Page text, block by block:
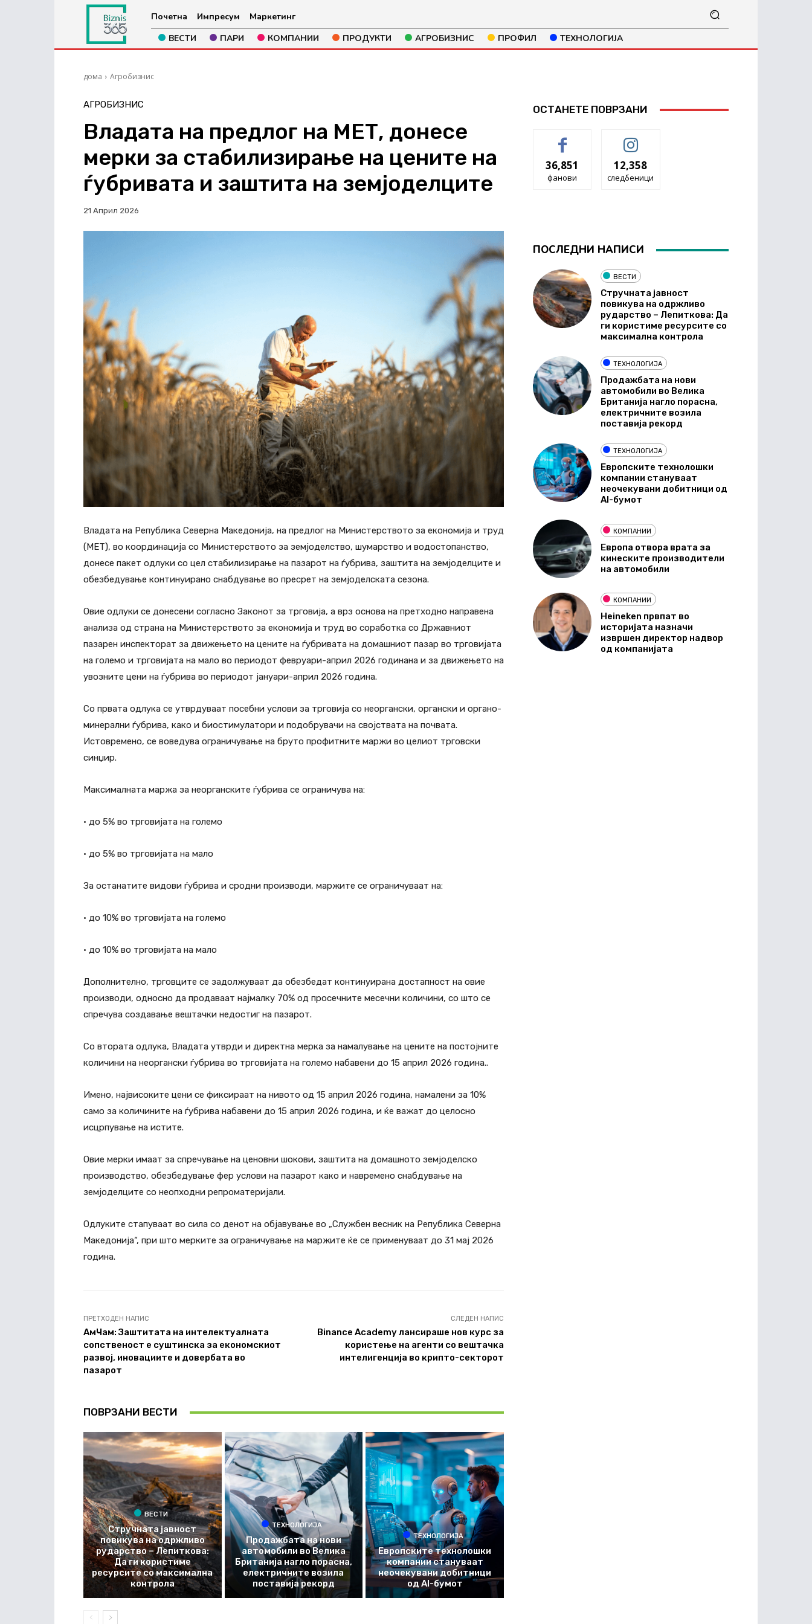
Почетна Импресум
Маркетинг
ВЕСТИ
ПАРИ КОМПАНИИ ПРОДУКТИ АГРОБИЗНИС ПРОФИЛ ТЕХНОЛОГИЈА
дома Агробизнис
АГРОБИЗНИС
Владата на предлог на МЕТ, донесе
мерки за стабилизирање на цените на
ѓубривата и заштита на земјоделците
21 Април 2026
Владата на Република Северна Македонија, на предлог на Министерството за економија и труд
(МЕТ), во координација со Министерството за земјоделство, шумарство и водостопанство,
донесе пакет одлуки со цел стабилизирање на пазарот на ѓубрива, заштита на земјоделците и
обезбедување континуирано снабдување во пресрет на земјоделската сезона.
Овие одлуки се донесени согласно Законот за трговија, а врз основа на претходно направена
анализа од страна на Министерството за економија и труд во соработка со Државниот
пазарен инспекторат за движењето на цените на ѓубривата на домашниот пазар во трговијата
на големо и трговијата на мало во периодот февруари-април 2026 годинана и за движењето на
увозните цени на ѓубрива во периодот јануари-април 2026 година.
Со првата одлука се утврдуваат посебни услови за трговија со неоргански, органски и органо-
минерални ѓубрива, како и биостимулатори и подобрувачи на својствата на почвата.
Истовремено, се воведува ограничување на бруто профитните маржи во целиот трговски
синџир.
Максималната маржа за неорганските ѓубрива се ограничува на:
• до 5% во трговијата на големо
• до 5% во трговијата на мало
За останатите видови ѓубрива и сродни производи, маржите се ограничуваат на:
• до 10% во трговијата на големо
• до 10% во трговијата на мало
Дополнително, трговците се задолжуваат да обезбедат континуирана достапност на овие
производи, односно да продаваат најмалку 70% од просечните месечни количини, со што се
спречува создавање вештачки недостиг на пазарот.
Со втората одлука, Владата утврди и директна мерка за намалување на цените на постојните
количини на неоргански ѓубрива во трговијата на големо набавени до 15 април 2026 година..
Имено, највисоките цени се фиксираат на нивото од 15 април 2026 година, намалени за 10%
само за количините на ѓубрива набавени до 15 април 2026 година, и ќе важат до целосно
исцрпување на истите.
Овие мерки имаат за спречување на ценовни шокови, заштита на домашното земјоделско
производство, обезбедување фер услови на пазарот како и навремено снабдување на
земјоделците со неопходни репроматеријали.
Одлуките стапуваат во сила со денот на објавување во „Службен весник на Република Северна
Македонија“, при што мерките за ограничување на маржите ќе се применуваат до 31 мај 2026
година.
ПРЕТХОДЕН НАПИС
АмЧам: Заштитата на интелектуалната
сопственост е суштинска за економскиот
развој, иновациите и довербата во
пазарот
СЛЕДЕН НАПИС
Binance Academy лансираше нов курс за
користење на агенти со вештачка
интелигенција во крипто-секторот
ПОВРЗАНИ ВЕСТИ
ВЕСТИ
Стручната јавност
повикува на одржливо
рударство – Лепиткова:
Да ги користиме
ресурсите со максимална
контрола
ТЕХНОЛОГИЈА
Продажбата на нови
автомобили во Велика
Британија нагло порасна,
електричните возила
поставија рекорд
ТЕХНОЛОГИЈА
Европските технолошки
компании стануваат
неочекувани добитници
од AI-бумот
ОСТАНЕТЕ ПОВРЗАНИ
36,851
фанови
12,358
следбеници
ПОСЛЕДНИ НАПИСИ
ВЕСТИ
Стручната јавност
повикува на одржливо
рударство – Лепиткова: Да
ги користиме ресурсите со
максимална контрола
ТЕХНОЛОГИЈА
Продажбата на нови
автомобили во Велика
Британија нагло порасна,
електричните возила
поставија рекорд
ТЕХНОЛОГИЈА
Европските технолошки
компании стануваат
неочекувани добитници од
AI-бумот
КОМПАНИИ
Европа отвора врата за
кинеските производители
на автомобили
КОМПАНИИ
Heineken првпат во
историјата назначи
извршен директор надвор
од компанијата